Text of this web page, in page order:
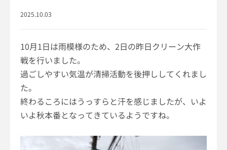
2025.10.03
10月1日は雨模様のため、 2日の昨日クリーン大作
戦を行いました。
過ごしやすい気温が清掃活動を後押ししてくれまし
た。
終わるころにはうっすらと汗を感じましたが、いよ
いよ秋本番となってきているようですね。